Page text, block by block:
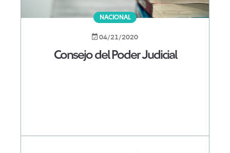
NACIONAL
04/21/2020
Consejo del Poder Judicial